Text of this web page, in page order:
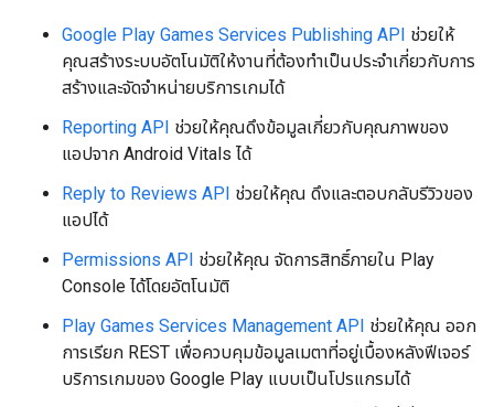
Google Play Games Services Publishing API ช่วยให้
คุณสร้างระบบอัตโนมัติให้งานที่ต้องทำเป็นประจำเกี่ยวกับการ
สร้างและจัดจำหน่ายบริการเกมได้
Reporting API ช่วยให้คุณดึงข้อมูลเกี่ยวกับคุณภาพของ
แอปจาก Android Vitals ได้
Reply to Reviews API ช่วยให้คุณ ดึงและตอบกลับรีวิวของ
แอปได้
Permissions API ช่วยให้คุณ จัดการสิทธิ์ภายใน Play
Console ได้โดยอัตโนมัติ
Play Games Services Management API ช่วยให้คุณ ออก
การเรียก REST เพื่อควบคุมข้อมูลเมตาที่อยู่เบื้องหลังฟีเจอร์
บริการเกมของ Google Play แบบเป็นโปรแกรมได้